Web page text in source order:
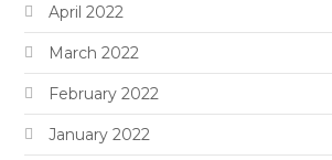
April 2022
March 2022
February 2022
January 2022